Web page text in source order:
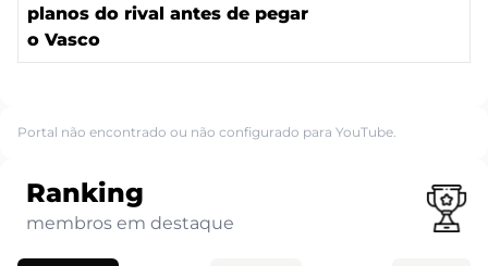
planos do rival antes de pegar
o Vasco
Portal não encontrado ou não configurado para YouTube.
Ranking
membros em destaque